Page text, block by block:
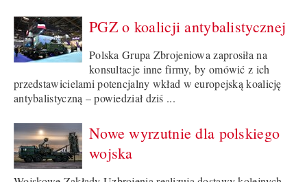
PGZ o koalicji antybalistycznej
Polska Grupa Zbrojeniowa zaprosiła na
konsultacje inne firmy, by omówić z ich
przedstawicielami potencjalny wkład w europejską koalicję
antybalistyczną – powiedział dziś ...
Nowe wyrzutnie dla polskiego
wojska